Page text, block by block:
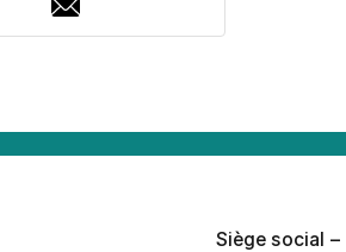
Adresse
courriel
Siège social –